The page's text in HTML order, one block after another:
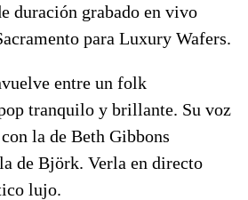
duración grabado en vivo
para Luxury Wafers.
entre un folk
tranquilo y brillante. Su voz
la de Beth Gibbons
de Björk. Verla en directo
lujo.